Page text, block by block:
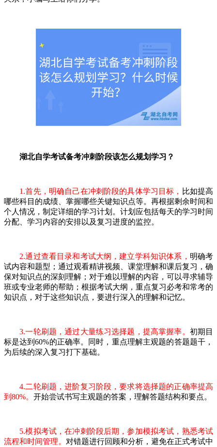
湖北自学考试备考冲刺阶段该怎么规划学习？
1.首先，明确自己在冲刺阶段的具体学习目标， 比如提高
哪些科目的成绩、掌握哪些关键知识点等。再根据剩余时间和
个人情况，制定详细的学习计划。计划应包括每天的学习时间
分配、学习内容的安排以及复习进度的监控。
2.通过查看目录和考试大纲，建立学科知识体系， 明确考
试内容和题型；通过观看精讲视频、课堂理解和课后复习，确
保对知识点的深刻理解；对于难以理解的内容，可以寻求辅导
班或专业老师的帮助；根据考试大纲，重点复习必考和常考的
知识点，对于这些知识点，要进行深入的理解和记忆。
3.一轮刷题，通过大量练习选择题，提高掌握率。 初期目
标是达到60%的正确率。同时，重点理解主观题的答题题干，
为后续的深入复习打下基础。
4.二轮刷题，进阶复习阶段，要求将选择题的正确率提高
到80%。 开始尝试书写主观题的答案，理解答题结构和要点。
5.模拟考试，在冲刺阶段后期，参加模拟考试，熟悉考试
流程和时间管理。 对错题进行回顾和分析，避免在正式考试中